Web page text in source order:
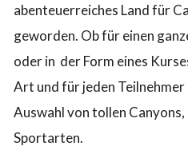
abenteuerreiches Land für
geworden. Ob für einen
oder in der Form eines
Art und für jeden
Auswahl von tollen Canyons,
Sportarten.